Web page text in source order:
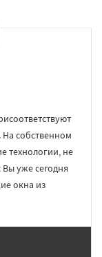
собственном
технологии, не
уже сегодня
окна из